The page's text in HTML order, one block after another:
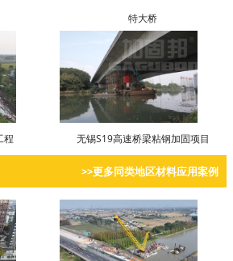
特大桥
程 无锡S19高速桥梁粘钢加固项目
>>更多同类地区材料应用案例